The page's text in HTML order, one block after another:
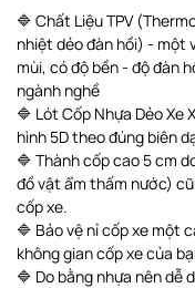
🔷 Chất Liệu TPV
nhiệt dẻo đàn hồi) - một
mùi, có độ bền - độ đàn
ngành nghề
🔷 Lót Cốp Nhựa Dẻo Xe
hình 5D theo đúng biên
🔷 Thành cốp cao 5 cm
đồ vật ẩm thấm nước)
cốp xe.
🔷 Bảo vệ nỉ cốp xe một
không gian cốp xe của
🔷 Do bằng nhựa nên dễ